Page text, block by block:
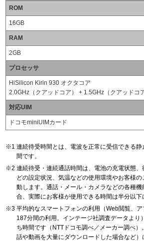
ROM
16GB
RAM
2GB
プロセッサ
HiSilicon Kirin 930 オクタコア
2.0GHz（クアッドコア） + 1.5GHz（クアッドコア
対応UIM
ドコモminiUIMカード
連続待受時間とは、電波を正常に受信できる
間です。
連続待受・連続通話時間は、電池の充電状態
どの設定状況、気温などの使用環境やお客様
動します。通話・メール・カメラなどの各種
合、実際にお客様が使用できる時間は半分以下
平均的なスマートフォンの利用（Web閲覧、
187分間の利用。インテージ社調査データより
ち時間です（NTTドコモ調べ／メーカー調べ
話や動画を大量にダウンロードした場合など